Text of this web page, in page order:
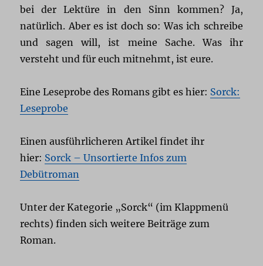
bei der Lektüre in den Sinn kommen? Ja,
natürlich. Aber es ist doch so: Was ich schreibe
und sagen will, ist meine Sache. Was ihr
versteht und für euch mitnehmt, ist eure.
Eine Leseprobe des Romans gibt es hier: Sorck:
Leseprobe
Einen ausführlicheren Artikel findet ihr
hier: Sorck – Unsortierte Infos zum
Debütroman
Unter der Kategorie „Sorck“ (im Klappmenü
rechts) finden sich weitere Beiträge zum
Roman.